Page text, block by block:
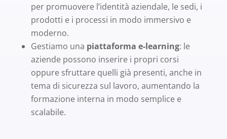
per promuovere l’identità aziendale, le sedi, i
prodotti e i processi in modo immersivo e
moderno.
Gestiamo una piattaforma e-learning: le
aziende possono inserire i propri corsi
oppure sfruttare quelli già presenti, anche in
tema di sicurezza sul lavoro, aumentando la
formazione interna in modo semplice e
scalabile.